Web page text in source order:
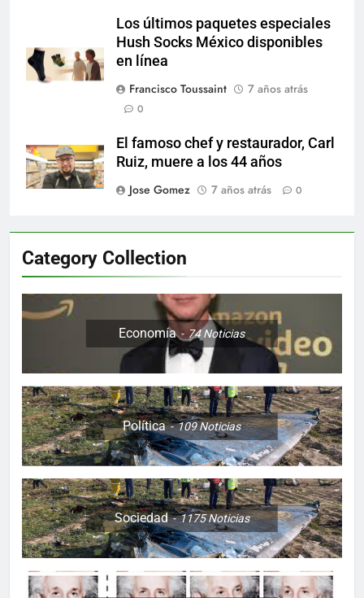
Los últimos paquetes especiales
Hush Socks México disponibles
en línea
Francisco Toussaint
7 años atrás
0
El famoso chef y restaurador, Carl
Ruiz, muere a los 44 años
Jose Gomez
7 años atrás 0
Category Collection
Economía 74Noticias
Política 109Noticias
Sociedad 1175Noticias